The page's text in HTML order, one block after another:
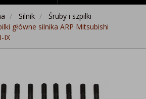
Silnik
Śruby i szpilki
główne silnika ARP Mitsubishi
IX